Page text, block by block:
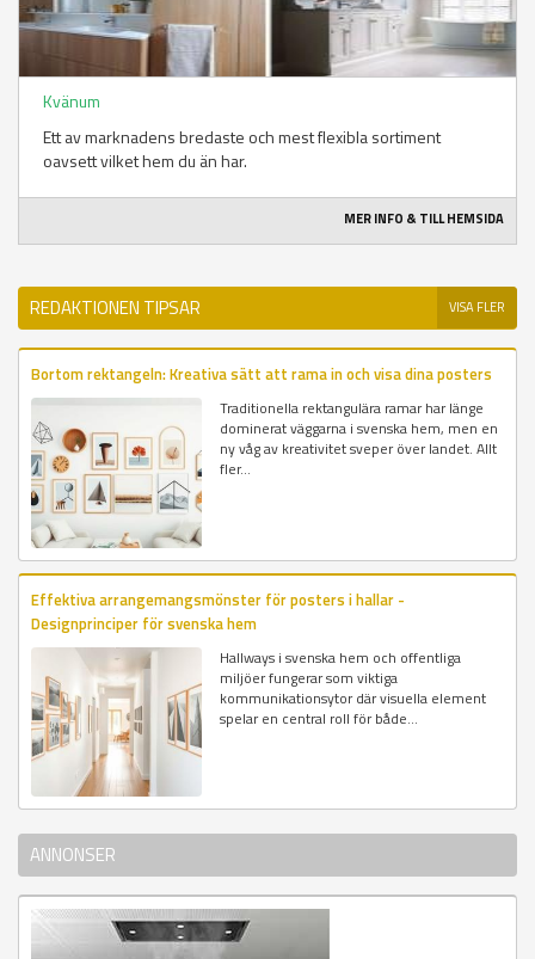
Kvänum
Ett av marknadens bredaste och mest flexibla sortiment
oavsett vilket hem du än har.
MER INFO & TILL HEMSIDA
REDAKTIONEN TIPSAR VISA FLER
Bortom rektangeln: Kreativa sätt att rama in och visa dina posters
Traditionella rektangulära ramar har länge
dominerat väggarna i svenska hem, men en
ny våg av kreativitet sveper över landet. Allt
fler...
Effektiva arrangemangsmönster för posters i hallar -
Designprinciper för svenska hem
Hallways i svenska hem och offentliga
miljöer fungerar som viktiga
kommunikationsytor där visuella element
spelar en central roll för både...
ANNONSER